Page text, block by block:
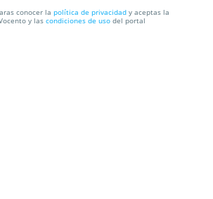
profesional de 5 horas
conocer la política de privacidad y aceptas la
y las condiciones de uso del portal